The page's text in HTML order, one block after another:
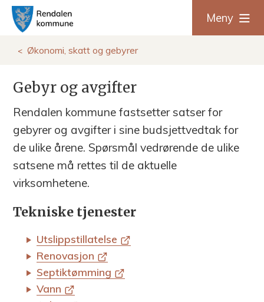
R
e
d
a
l
e
n
k
o
m
Meny
Du
her:
Økonomi, skatt og gebyrer
Gebyr og avgifter
Rendalen kommune fastsetter satser for
gebyrer og avgifter i sine budsjettvedtak for
de ulike årene. Spørsmål vedrørende de ulike
satsene må rettes til de aktuelle
virksomhetene.
Tekniske tjenester
Utslippstillatelse
Renovasjon
Septiktømming
Vann